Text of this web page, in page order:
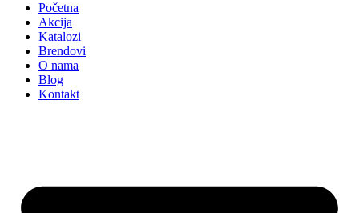
Početna
Akcija
Katalozi
Brendovi
O nama
Blog
Kontakt